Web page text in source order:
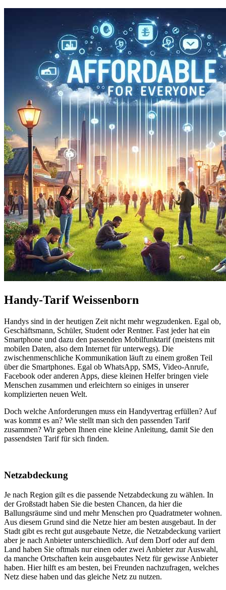
Handy-Tarif Weissenborn
Handys sind in der heutigen Zeit nicht mehr wegzudenken. Egal ob,
Geschäftsmann, Schüler, Student oder Rentner. Fast jeder hat ein
Smartphone und dazu den passenden Mobilfunktarif (meistens mit
mobilen Daten, also dem Internet für unterwegs). Die
zwischenmenschliche Kommunikation läuft zu einem großen Teil
über die Smartphones. Egal ob WhatsApp, SMS, Video-Anrufe,
Facebook oder anderen Apps, diese kleinen Helfer bringen viele
Menschen zusammen und erleichtern so einiges in unserer
komplizierten neuen Welt.
Doch welche Anforderungen muss ein Handyvertrag erfüllen? Auf
was kommt es an? Wie stellt man sich den passenden Tarif
zusammen? Wir geben Ihnen eine kleine Anleitung, damit Sie den
passendsten Tarif für sich finden.
Netzabdeckung
Je nach Region gilt es die passende Netzabdeckung zu wählen. In
der Großstadt haben Sie die besten Chancen, da hier die
Ballungsräume sind und mehr Menschen pro Quadratmeter wohnen.
Aus diesem Grund sind die Netze hier am besten ausgebaut. In der
Stadt gibt es recht gut ausgebaute Netze, die Netzabdeckung variiert
aber je nach Anbieter unterschiedlich. Auf dem Dorf oder auf dem
Land haben Sie oftmals nur einen oder zwei Anbieter zur Auswahl,
da manche Ortschaften kein ausgebautes Netz für gewisse Anbieter
haben. Hier hilft es am besten, bei Freunden nachzufragen, welches
Netz diese haben und das gleiche Netz zu nutzen.